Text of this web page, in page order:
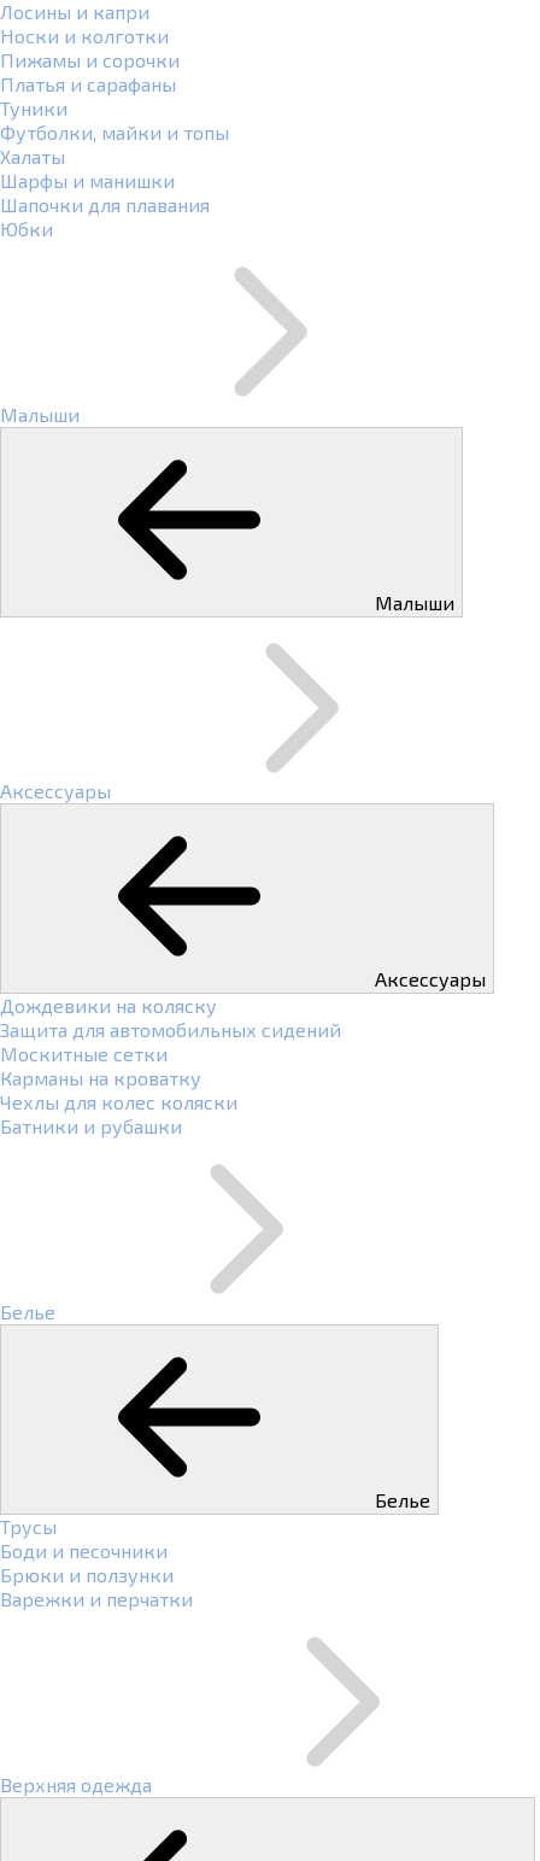
Лосины и капри
Носки и колготки
Пижамы и сорочки
Платья и сарафаны
Туники
Футболки, майки и топы
Халаты
Шарфы и манишки
Шапочки для плавания
Юбки
Малыши
Малыши
Аксессуары
Аксессуары
Дождевики на коляску
Защита для автомобильных сидений
Москитные сетки
Карманы на кроватку
Чехлы для колес коляски
Батники и рубашки
Белье
Белье
Трусы
Боди и песочники
Брюки и ползунки
Варежки и перчатки
Верхняя одежда